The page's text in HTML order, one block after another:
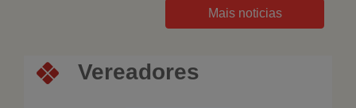
Mais noticias
Vereadores